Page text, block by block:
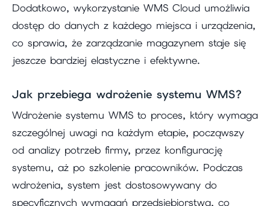
Dodatkowo, wykorzystanie WMS Cloud umożliwia
dostęp do danych z każdego miejsca i urządzenia,
co sprawia, że zarządzanie magazynem staje się
jeszcze bardziej elastyczne i efektywne.
Jak przebiega wdrożenie systemu WMS?
Wdrożenie systemu WMS to proces, który wymaga
szczególnej uwagi na każdym etapie, począwszy
od analizy potrzeb firmy, przez konfigurację
systemu, aż po szkolenie pracowników. Podczas
wdrożenia, system jest dostosowywany do
specyficznych wymagań przedsiębiorstwa, co